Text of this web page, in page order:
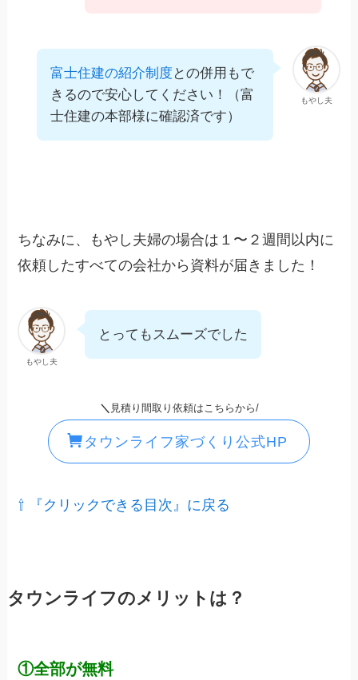
もやし夫
富士住建の紹介制度との併用もで
きるので安心してください！（富
士住建の本部様に確認済です）
ちなみに、もやし夫婦の場合は１〜２週間以内に
依頼したすべての会社から資料が届きました！
もやし夫
とってもスムーズでした
＼ 見積り間取り依頼はこちらから/
タウンライフ家づくり公式HP
⇧ 『クリックできる目次』に戻る
タウンライフのメリットは？
①全部が無料